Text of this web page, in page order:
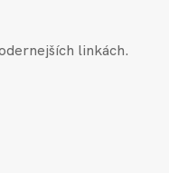
linkách.